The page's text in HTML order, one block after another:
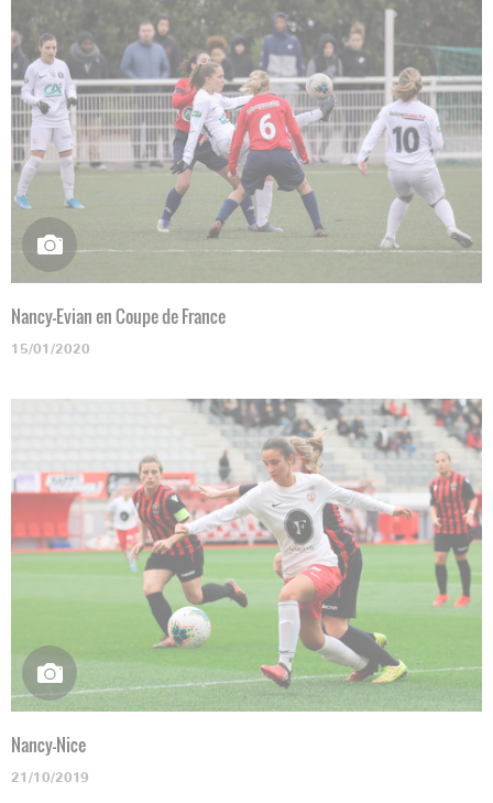
Nancy-Evian en Coupe de France
15/01/2020
Nancy-Nice
21/10/2019